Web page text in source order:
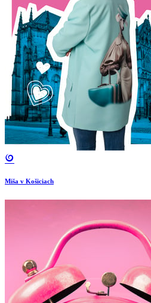
Miša v Košiciach